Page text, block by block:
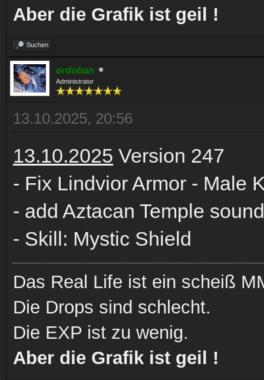
Aber die Grafik ist geil !
Suchen
ordoban
Administrator
13.10.2025, 20:56
13.10.2025 Version 247
- Fix Lindvior Armor - Male
- add Aztacan Temple
- Skill: Mystic Shield
Das Real Life ist ein scheiß
Die Drops sind schlecht.
Die EXP ist zu wenig.
Aber die Grafik ist geil !